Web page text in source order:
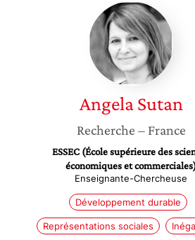
Angela
Sutan
Angela Sutan
Recherche – France
ESSEC (École supérieure des
économiques et
Enseignante-Chercheuse
Développement durable
Représentations sociales